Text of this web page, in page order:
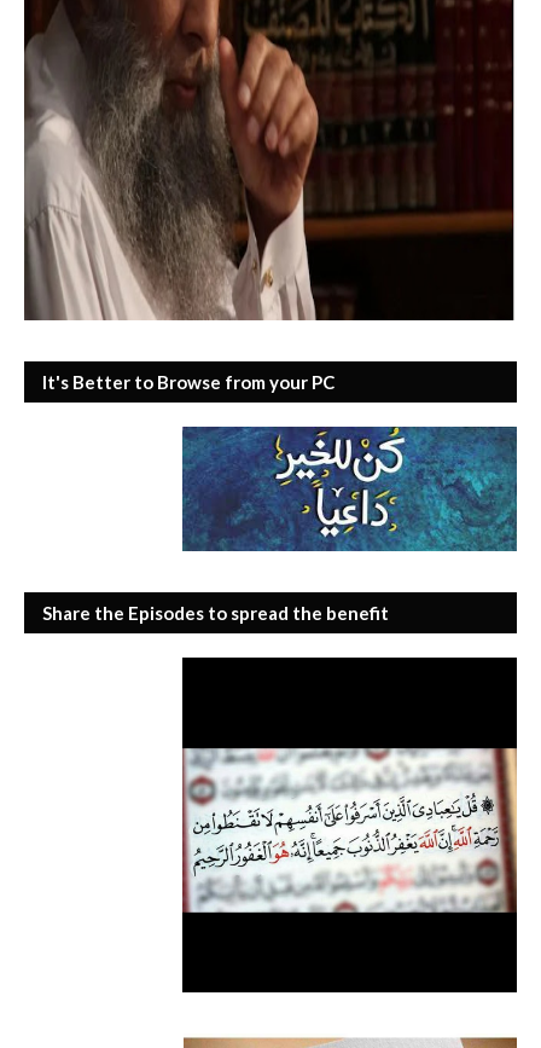
It's Better to Browse from your PC
Share the Episodes to spread the benefit